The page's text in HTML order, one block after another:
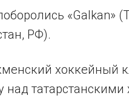
«Galkan»
РФ).
хоккейный
татарстанскими